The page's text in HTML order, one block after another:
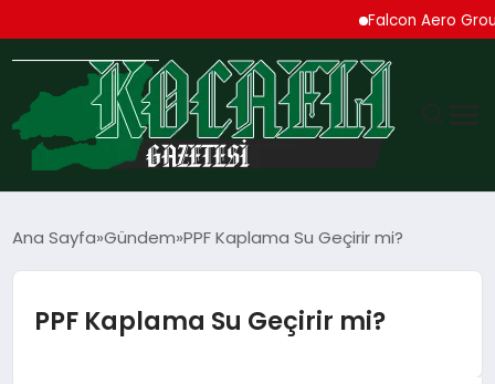
Falcon Aero Group,
TEKNOLOJI
EKONOMI
Ana Sayfa Gündem PPF Kaplama Su Geçirir mi?
PPF Kaplama Su Geçirir mi?